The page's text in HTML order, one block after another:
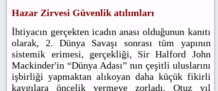
Hazar Zirvesi Güvenlik atılımları
İhtiyacın gerçekten icadın anası olduğunun kanıtı
olarak, 2. Dünya Savaşı sonrası tüm yapının
sistemik erimesi, gerçekliği, Sir Halford John
Mackinder'in “Dünya Adası” nın çeşitli uluslarını
işbirliği yapmaktan alıkoyan daha küçük fikirli
kaygılara öncelik vermeye zorladı. Otuz yıl